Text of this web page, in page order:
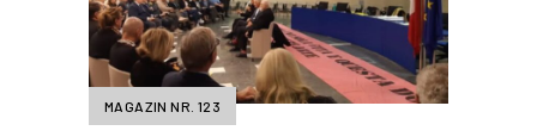
MAGAZIN NR. 123